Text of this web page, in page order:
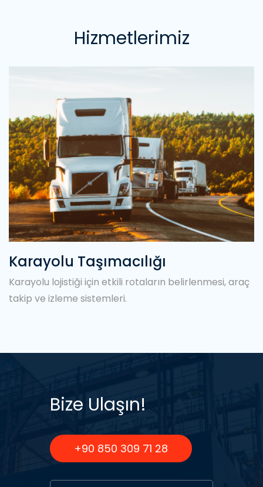
Hizmetlerimiz
Karayolu Taşımacılığı
Karayolu lojistiği için etkili rotaların belirlenmesi, araç
takip ve izleme sistemleri.
Bize Ulaşın!
+90 850 309 71 28